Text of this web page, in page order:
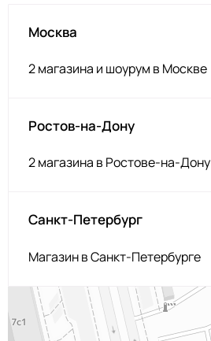
Москва
2 магазина и шоурум в Москве
Ростов-на-Дону
2 магазина в Ростове-на-Дону
Санкт-Петербург
Магазин в Санкт-Петербурге